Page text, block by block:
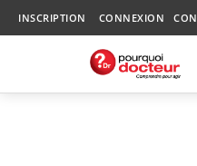
INSCRIPTION CONNEXION